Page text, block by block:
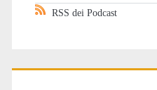
RSS dei Podcast